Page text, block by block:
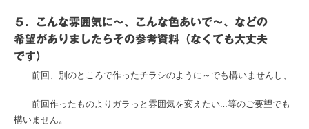
５．こんな雰囲気に～、こんな色あいで～、などの
希望がありましたらその参考資料（なくても大丈夫
です）
前回、別のところで作ったチラシのように～でも構いませんし、
前回作ったものよりガラっと雰囲気を変えたい…等のご要望でも
構いません。